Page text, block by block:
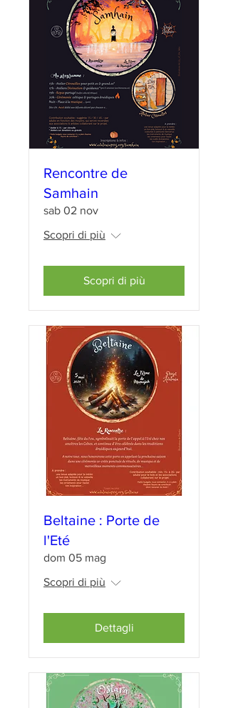
Rencontre de
Samhain
sab 02 nov
Scopri di più
Scopri di più
Beltaine : Porte de
l'Eté
dom 05 mag
Scopri di più
Dettagli